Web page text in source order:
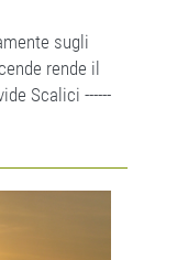
sugli
rende il
Scalici ------